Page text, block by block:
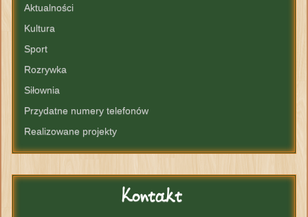
Aktualności
Kultura
Sport
Rozrywka
Siłownia
Przydatne numery telefonów
Realizowane projekty
Kontakt